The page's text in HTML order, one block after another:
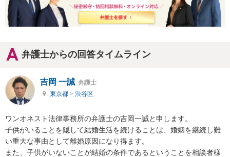
弁護士からの回答タイムライン
吉岡 一誠 弁護士
東京都 > 渋谷区
ワンオネスト法律事務所の弁護士の吉岡一誠と申します。
子供がいることを隠して結婚生活を続けることは、婚姻を継続し難
い重大な事由として離婚原因になり得ます。
また、子供がいないことが結婚の条件であるということを相談者様